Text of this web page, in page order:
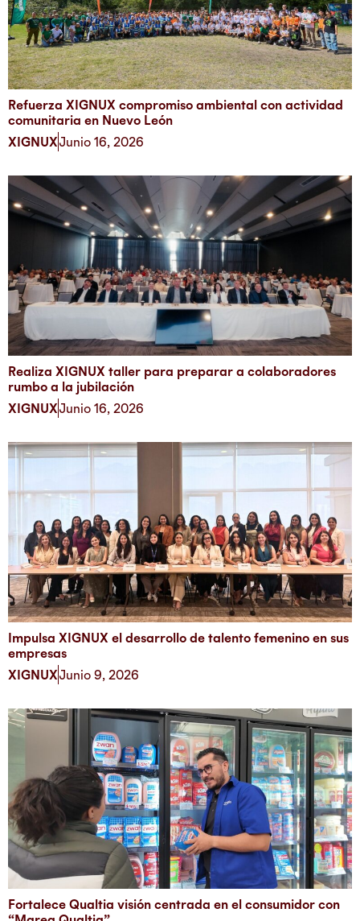
Refuerza XIGNUX compromiso ambiental con actividad
comunitaria en Nuevo León
XIGNUXJunio 16, 2026
Realiza XIGNUX taller para preparar a colaboradores
rumbo a la jubilación
XIGNUXJunio 16, 2026
Impulsa XIGNUX el desarrollo de talento femenino en sus
empresas
XIGNUXJunio 9, 2026
Fortalece Qualtia visión centrada en el consumidor con